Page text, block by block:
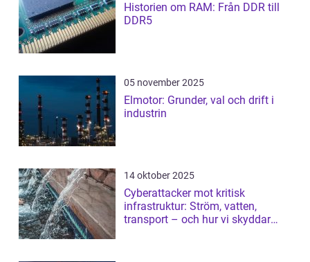
Historien om RAM: Från DDR till
DDR5
05 november 2025
Elmotor: Grunder, val och drift i
industrin
14 oktober 2025
Cyberattacker mot kritisk
infrastruktur: Ström, vatten,
transport – och hur vi skyddar